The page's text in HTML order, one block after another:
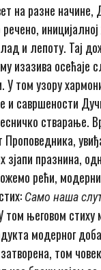
на разне начине,
речено,
и лепоту. Тај
изазива осећаје
том узору
и савршености
стварање.
Проповедника,
зјапи празнина,
рећи,
Само наша
том његовом
модерног
том